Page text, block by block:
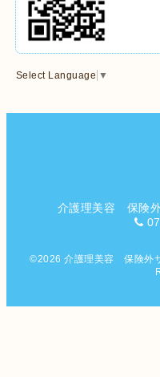
Select Language ▼
介護理美容 保険
©2026介護理美容 保険外